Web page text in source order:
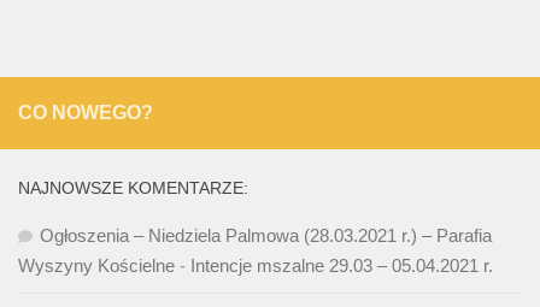
CO NOWEGO?
NAJNOWSZE KOMENTARZE:
Ogłoszenia – Niedziela Palmowa (28.03.2021 r.) – Parafia
Wyszyny Kościelne - Intencje mszalne 29.03 – 05.04.2021 r.